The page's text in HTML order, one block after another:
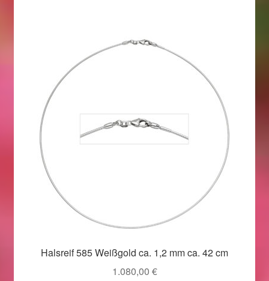
Magisches und Festliches zu Halloween 2022
Mein Konto
Logout
Ostergeschenke finden für Ostern 2015
Ostergeschenke finden für Ostern 2016
Ostergeschenke finden für Ostern 2017
Ostergeschenke finden für Ostern 2019
Halsreif 585 Weißgold ca. 1,2 mm ca. 42 cm
1.080,00 €